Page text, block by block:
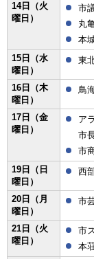
14日（火
曜日）
市
丸
本
15日（水
曜日）
東
16日（木
曜日）
鳥
17日（金
曜日）
ア
市
市
19日（日
曜日）
西
20日（月
曜日）
市
21日（火
曜日）
市
本